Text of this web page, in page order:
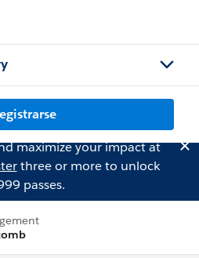
maximize your impact at
three or more to unlock
passes.